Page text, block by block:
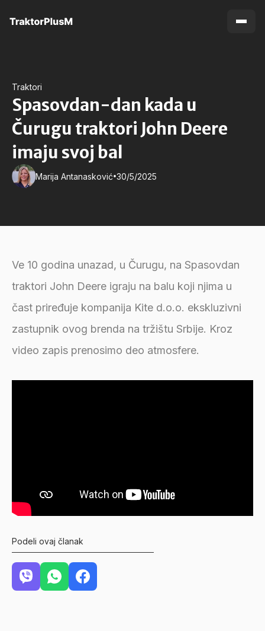
Traktori
Spasovdan-dan kada u
Čurugu traktori John Deere
imaju svoj bal
Marija Antanasković•30/5/2025
Ve 10 godina unazad, u Čurugu, na Spasovdan
traktori John Deere igraju na balu koji njima u
čast priređuje kompanija Kite d.o.o. ekskluzivni
zastupnik ovog brenda na tržištu Srbije. Kroz
video zapis prenosimo deo atmosfere.
Podeli ovaj članak